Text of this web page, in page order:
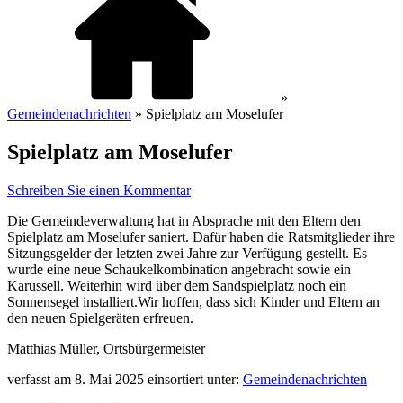
»
Gemeindenachrichten » Spielplatz am Moselufer
Spielplatz am Moselufer
Schreiben Sie einen Kommentar
Die Gemeindeverwaltung hat in Absprache mit den Eltern den
Spielplatz am Moselufer saniert. Dafür haben die Ratsmitglieder ihre
Sitzungsgelder der letzten zwei Jahre zur Verfügung gestellt. Es
wurde eine neue Schaukelkombination angebracht sowie ein
Karussell. Weiterhin wird über dem Sandspielplatz noch ein
Sonnensegel installiert.Wir hoffen, dass sich Kinder und Eltern an
den neuen Spielgeräten erfreuen.
Matthias Müller, Ortsbürgermeister
verfasst am 8. Mai 2025 einsortiert unter: Gemeindenachrichten